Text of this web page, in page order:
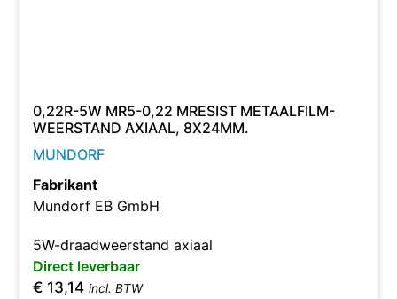
0,22R-5W MR5-0,22 MRESIST METAALFILM-
WEERSTAND AXIAAL, 8X24MM.
MUNDORF
Fabrikant
Mundorf EB GmbH
5W-draadweerstand axiaal
Direct leverbaar
€ 13,14 incl. BTW